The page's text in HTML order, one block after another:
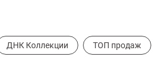
ДНК Коллекции ТОП продаж